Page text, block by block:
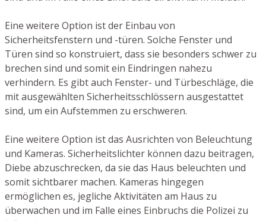
Eine weitere Option ist der Einbau von
Sicherheitsfenstern und -türen. Solche Fenster und
Türen sind so konstruiert, dass sie besonders schwer zu
brechen sind und somit ein Eindringen nahezu
verhindern. Es gibt auch Fenster- und Türbeschläge, die
mit ausgewählten Sicherheitsschlössern ausgestattet
sind, um ein Aufstemmen zu erschweren.
Eine weitere Option ist das Ausrichten von Beleuchtung
und Kameras. Sicherheitslichter können dazu beitragen,
Diebe abzuschrecken, da sie das Haus beleuchten und
somit sichtbarer machen. Kameras hingegen
ermöglichen es, jegliche Aktivitäten am Haus zu
überwachen und im Falle eines Einbruchs die Polizei zu